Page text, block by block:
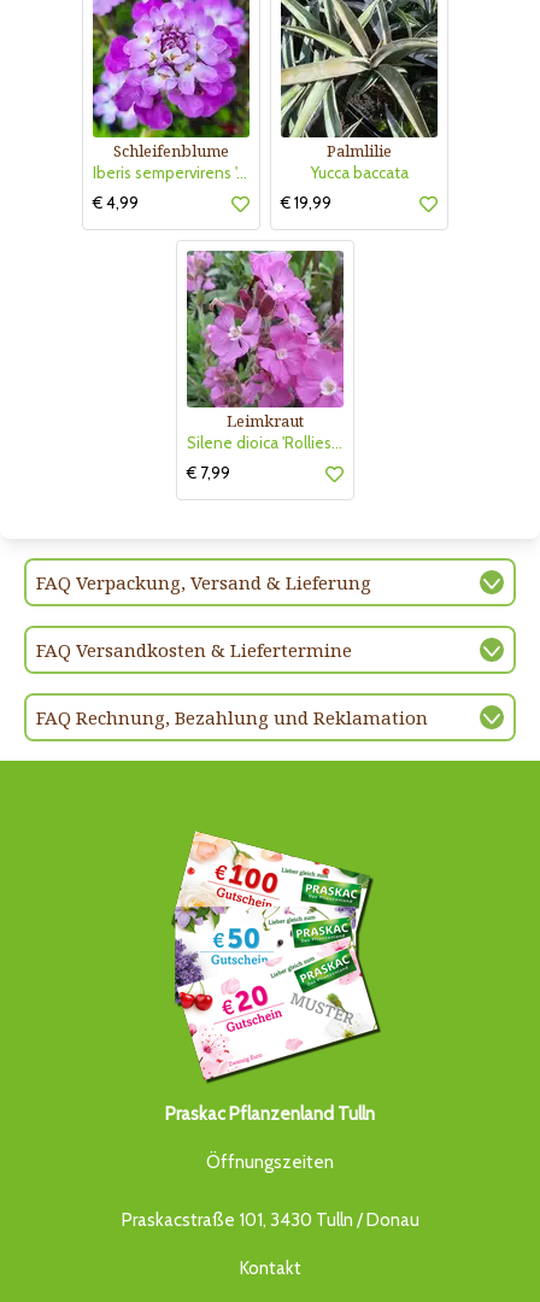
Schleifenblume
Iberis sempervirens 'Absolutely Amethyst'
€ 4,99
Palmlilie
Yucca baccata
€ 19,99
Leimkraut
Silene dioica 'Rollies Favorite'
€ 7,99
FAQ Verpackung, Versand & Lieferung
FAQ Versandkosten & Liefertermine
FAQ Rechnung, Bezahlung und Reklamation
Praskac Pflanzenland Tulln
Öffnungszeiten
Praskacstraße 101, 3430 Tulln / Donau
Kontakt